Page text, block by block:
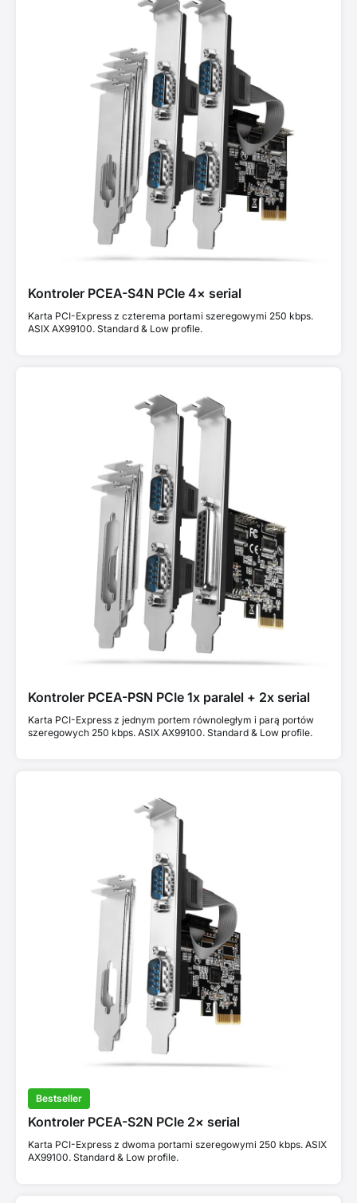
Kontroler PCEA-S4N PCIe 4× serial
Karta PCI-Express z czterema portami szeregowymi 250 kbps.
ASIX AX99100. Standard & Low profile.
Kontroler PCEA-PSN PCIe 1x paralel + 2x serial
Karta PCI-Express z jednym portem równoległym i parą portów
szeregowych 250 kbps. ASIX AX99100. Standard & Low profile.
Bestseller
Kontroler PCEA-S2N PCIe 2× serial
Karta PCI-Express z dwoma portami szeregowymi 250 kbps. ASIX
AX99100. Standard & Low profile.